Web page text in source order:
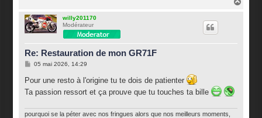
willy201170
Modérateur
Re: Restauration de mon GR71F
M
s
a
g
05 mai 2026, 14:29
Pour une resto à l'origine tu te dois de patienter
Ta passion ressort et ça prouve que tu touches ta bille
pourquoi se la péter avec nos fringues alors que nos meilleurs moments,